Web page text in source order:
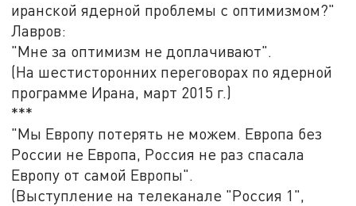
иранской ядерной проблемы с оптимизмом?"
Лавров:
"Мне за оптимизм не доплачивают".
(На шестисторонних переговорах по ядерной
программе Ирана, март 2015 г.)
***
"Мы Европу потерять не можем. Европа без
России не Европа, Россия не раз спасала
Европу от самой Европы".
(Выступление на телеканале "Россия 1",